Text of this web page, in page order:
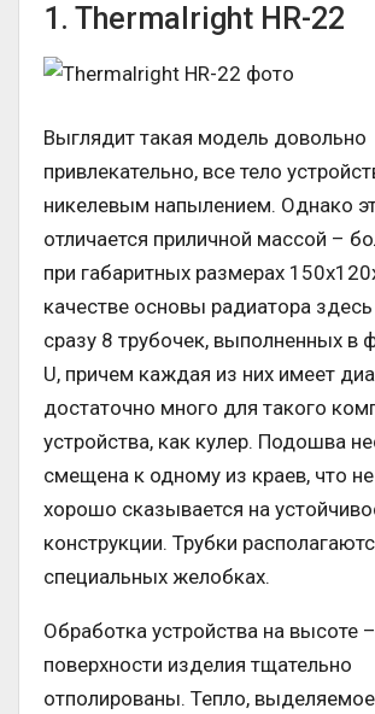
1. Thermalright HR-22
Выглядит такая модель довольно
привлекательно, все тело
никелевым напылением. Однако
отличается приличной массой –
при габаритных размерах
качестве основы радиатора
сразу 8 трубочек, выполненных в
U, причем каждая из них имеет
достаточно много для такого
устройства, как кулер. Подошва
смещена к одному из краев, что
хорошо сказывается на
конструкции. Трубки
специальных желобках.
Обработка устройства на высоте
поверхности изделия тщательно
отполированы. Тепло, выделяемое